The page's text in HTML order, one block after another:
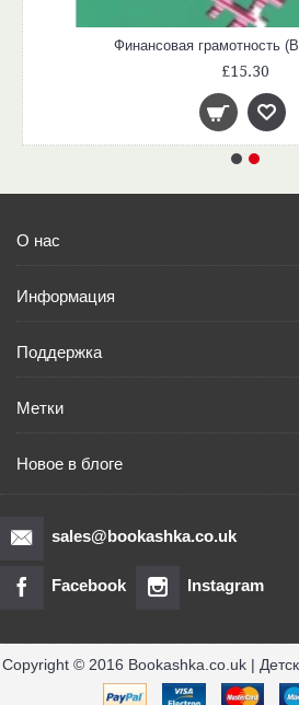
Финансовая грамотность
£15.30
О нас
Информация
Поддержка
Метки
Новое в блоге
sales@bookashka.co.uk
Facebook Instagram
Copyright © 2016 Bookashka.co.uk |